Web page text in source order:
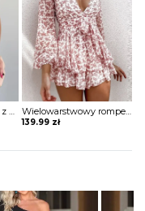
Ramiączka spaghetti z nadrukiem liści wiązany kombinezon w paski Donjeta Wielowarstwowy romper z siateczki falbanami i kwiatowym nadrukiem kombinezon Haralda
139.99 zł